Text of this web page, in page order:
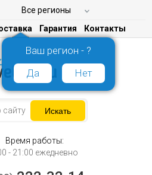
Все регионы
Ваш регион - ?
Да
Нет
Гарантия Контакты
Время работы:
- 21:00 ежедневно